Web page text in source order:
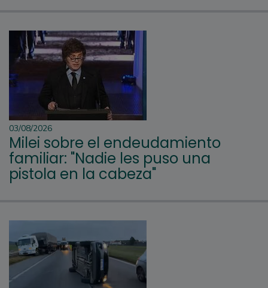
03/08/2026
Milei sobre el endeudamiento
familiar: "Nadie les puso una
pistola en la cabeza"